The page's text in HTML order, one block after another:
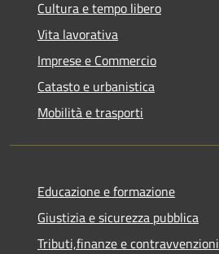
Cultura e tempo libero
Vita lavorativa
Imprese e Commercio
Catasto e urbanistica
Mobilità e trasporti
Educazione e formazione
Giustizia e sicurezza pubblica
Tributi,finanze e contravvenzioni